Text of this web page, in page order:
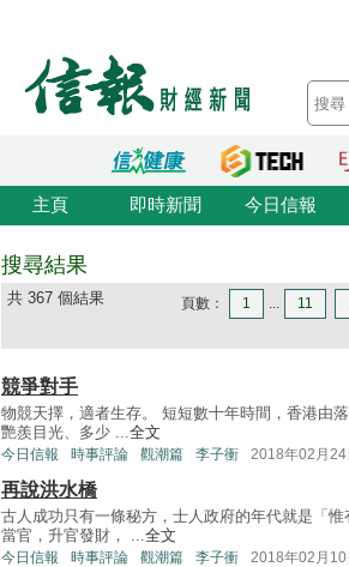
主頁 即時新聞 今日信報
搜尋結果
共 367 個結果 頁數： 1 ... 11
競爭對手
物競天擇，適者生存。 短短數十年時間，香港由
艷羨目光、多少 ...全文
今日信報 時事評論 觀潮篇 李子衝 2018年02月24
再說洪水橋
古人成功只有一條秘方，士人政府的年代就是「
當官，升官發財， ...全文
今日信報 時事評論 觀潮篇 李子衝 2018年02月10